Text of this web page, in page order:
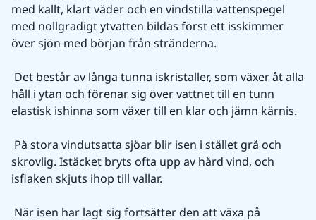
med kallt, klart väder och en vindstilla vattenspegel
med nollgradigt ytvatten bildas först ett isskimmer
över sjön med början från stränderna.
håll i ytan och förenar sig över vattnet till en tunn
elastisk ishinna som växer till en klar och jämn kärnis.
skrovlig. Istäcket bryts ofta upp av hård vind, och
isflaken skjuts ihop till vallar.